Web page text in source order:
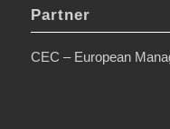
Partner
CEC – European